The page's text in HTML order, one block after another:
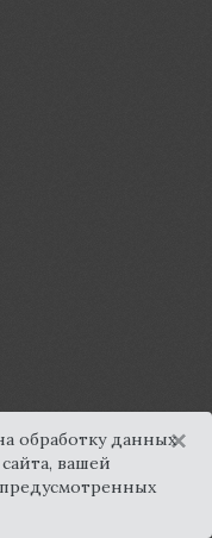
обработку данных
вашей
×